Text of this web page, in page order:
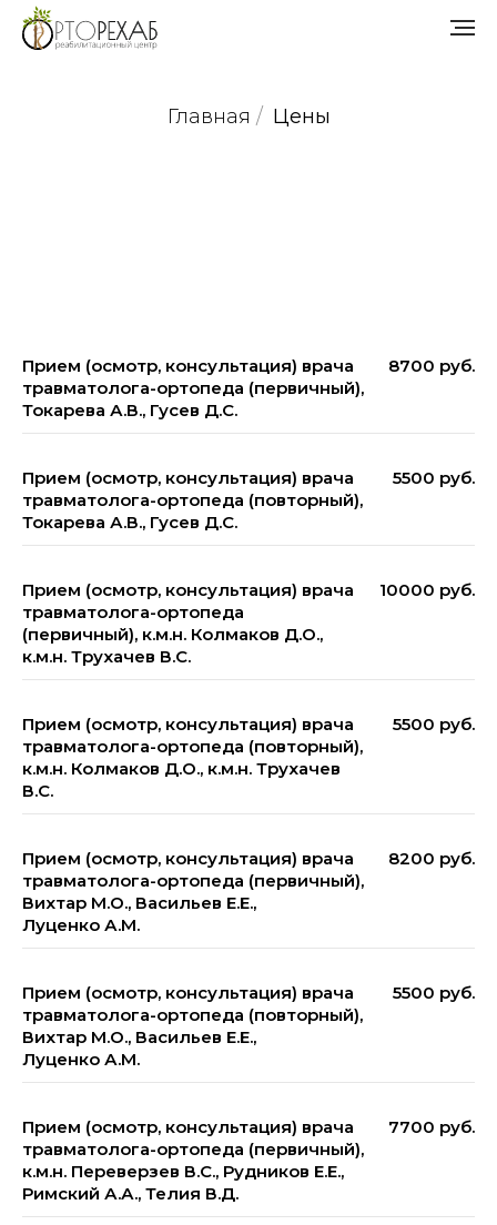
Главная / Цены
Прием (осмотр, консультация) врача
травматолога-ортопеда (первичный),
Токарева А.В., Гусев Д.С.
8700 руб.
Прием (осмотр, консультация) врача
травматолога-ортопеда (повторный),
Токарева А.В., Гусев Д.С.
5500 руб.
Прием (осмотр, консультация) врача
травматолога-ортопеда
(первичный), к.м.н. Колмаков Д.О.,
к.м.н. Трухачев В.С.
10000 руб.
Прием (осмотр, консультация) врача
травматолога-ортопеда (повторный),
к.м.н. Колмаков Д.О., к.м.н. Трухачев
В.С.
5500 руб.
Прием (осмотр, консультация) врача
травматолога-ортопеда (первичный),
Вихтар М.О., Васильев Е.Е.,
Луценко А.М.
8200 руб.
Прием (осмотр, консультация) врача
травматолога-ортопеда (повторный),
Вихтар М.О., Васильев Е.Е.,
Луценко А.М.
5500 руб.
Прием (осмотр, консультация) врача
травматолога-ортопеда (первичный),
к.м.н. Переверзев В.С., Рудников Е.Е.,
Римский А.А., Телия В.Д.
7700 руб.